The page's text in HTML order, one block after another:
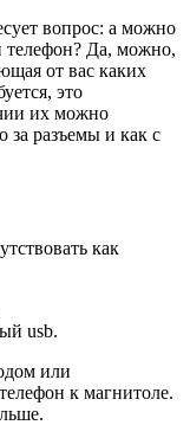
вопрос: а можно
телефон? Да, можно,
от вас каких
это
их можно
за разъемы и как с
как
usb.
или
к магнитоле.